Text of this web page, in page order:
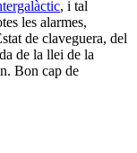
, i tal
les alarmes,
de claveguera, del
de la llei de la
Bon cap de